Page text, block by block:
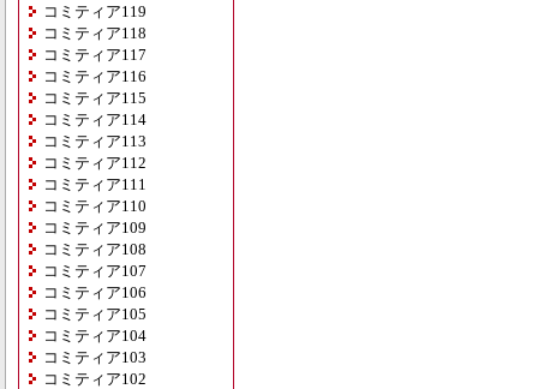
コミティア119
コミティア118
コミティア117
コミティア116
コミティア115
コミティア114
コミティア113
コミティア112
コミティア111
コミティア110
コミティア109
コミティア108
コミティア107
コミティア106
コミティア105
コミティア104
コミティア103
コミティア102